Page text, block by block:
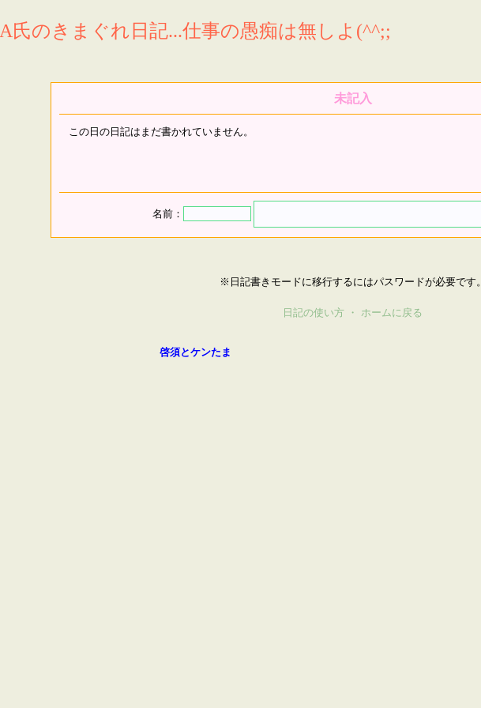
A氏のきまぐれ日記...仕事の愚痴は無しよ(^^;;
未記入
この日の日記はまだ書かれていません。
名前：
※日記書きモードに移行するにはパスワードが必要です。
日記の使い方 ・ ホームに戻る
啓須とケンたま